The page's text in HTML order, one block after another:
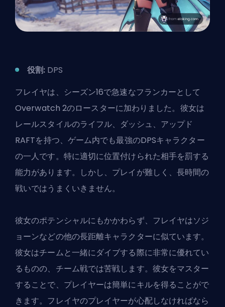
役割: DPS
フレイヤは、シーズン16で急速なフランカーとして
Overwatch 2のロースターに加わりました。彼女は
レールスタイルのライフル、ダッシュ、アップド
RAFTを持つ、ゲーム内でも最強のDPSキャラクター
の一人です。特に適切に位置付けられた相手を罰する
能力があります。しかし、プレイが難しく、長時間の
戦いではうまくいきません。
彼女のポテンシャルにもかかわらず、フレイヤはソジ
ョーンなどの他の長距離キャラクターに似ています。
彼女はチームと一緒にダイブする際に非常に優れてい
るものの、チーム戦では苦戦します。彼女をマスター
することで、プレイヤーは簡単にキルを得ることがで
きます。フレイヤのプレイヤーが心配しなければなら